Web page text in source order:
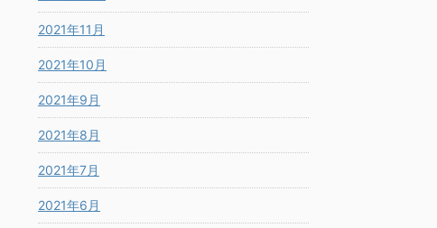
2021年11月
2021年10月
2021年9月
2021年8月
2021年7月
2021年6月